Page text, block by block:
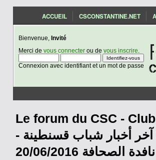
ACCUEIL CSCONSTANTINE.NET
Bienvenue, Invité
Merci de vous connecterou de vous inscrire
Connexion avec identifiant et un mot de passe
Le forum du CSC -
- آخر أخبار شباب قسنطينة
نافدة الصحافة